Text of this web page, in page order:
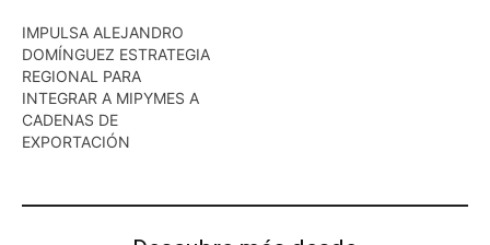
IMPULSA ALEJANDRO
DOMÍNGUEZ ESTRATEGIA
REGIONAL PARA
INTEGRAR A MIPYMES A
CADENAS DE
EXPORTACIÓN